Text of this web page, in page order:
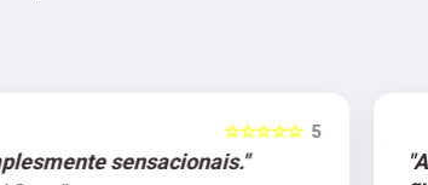
☆☆☆☆☆
de primeira